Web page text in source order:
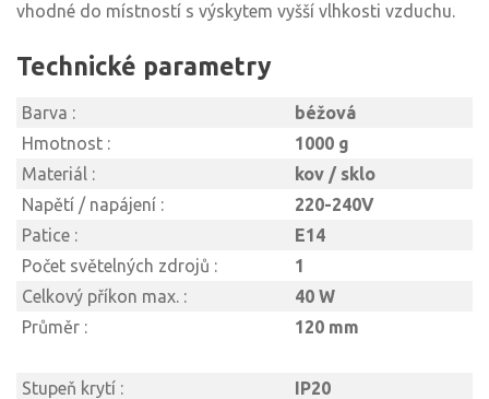
vhodné do místností s výskytem vyšší vlhkosti vzduchu.
Technické parametry
Barva :
béžová
Hmotnost :
1000 g
Materiál :
kov / sklo
Napětí / napájení :
220-240V
Patice :
E14
Počet světelných zdrojů :
1
Celkový příkon max. :
40 W
Průměr :
120 mm
Stupeň krytí :
IP20